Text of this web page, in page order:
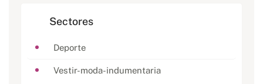
Sectores
Deporte
Vestir-moda-indumentaria